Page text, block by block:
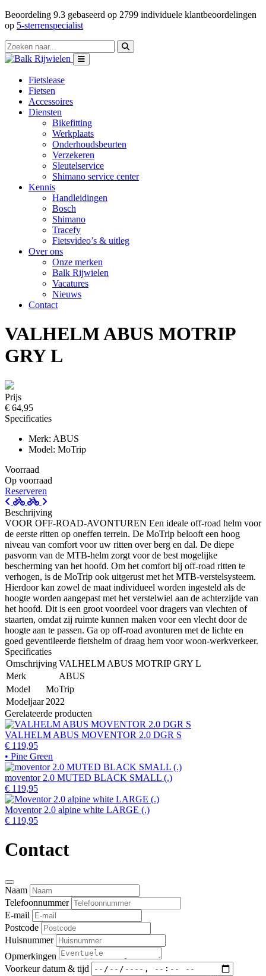
Beoordeling 9.3 gebaseerd op 2799 individuele klantbeoordelingen
op 5-sterrenspecialist
Fietslease
Fietsen
Accessoires
Diensten
Bikefitting
Werkplaats
Onderhoudsbeurten
Verzekeren
Sleutelservice
Shimano service center
Kennis
Handleidingen
Bosch
Shimano
Tracefy
Fietsvideo’s & uitleg
Over ons
Onze merken
Balk Rijwielen
Vacatures
Nieuws
Contact
VALHELM ABUS MOTRIP
GRY L
Prijs
€ 64,95
Specificaties
Merk: ABUS
Model: MoTrip
Voorraad
Op voorraad
Reserveren
Beschrijving
VOOR OFF-ROAD-AVONTUREN Een ideale off-road helm voor
de eerste ritten op oneffen terrein. De MoTrip belooft een hoog
niveau van comfort voor uw ritten over berg en dal. De diepe
pasvorm van de MTB-helm zorgt voor de best mogelijke
bescherming van het hoofd. Om het comfort bij off-road ritten te
verhogen, is de MoTrip ook uitgerust met het MTB-verstelsysteem.
Hierdoor kan zowel de maat individueel worden ingesteld als de
hoogte worden aangepast met het verstelwiel aan de achterzijde van
het hoofd. Dit is een groot voordeel voor dragers van vlechten of
staarten, omdat zij ruimte kunnen maken voor een vlecht door de
hoogte aan te passen. Ga op off-road avonturen met de lichte en
goed geventileerde fietshelm of draag hem voor woon-werkverkeer.
Specificaties
OmschrijvingVALHELM ABUS MOTRIP GRY L
Merk
ABUS
Model
MoTrip
Modeljaar 2022
Gerelateerde producten
VALHELM ABUS MOVENTOR 2.0 DGR S
€ 119,95
• Pine Green
moventor 2.0 MUTED BLACK SMALL (.)
€ 119,95
Moventor 2.0 alpine white LARGE (.)
€ 119,95
Contact
Naam
Telefoonnummer
E-mail
Postcode
Huisnummer
Opmerkingen
Voorkeur datum & tijd